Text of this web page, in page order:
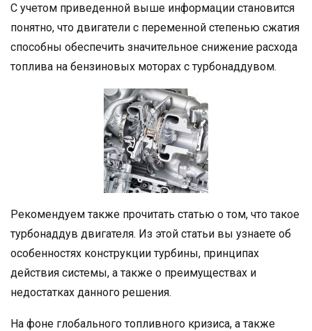
С учетом приведенной выше информации становится
понятно, что двигатели с переменной степенью сжатия
способны обеспечить значительное снижение расхода
топлива на бензиновых моторах с турбонаддувом.
Рекомендуем также прочитать статью о том, что такое
турбонаддув двигателя. Из этой статьи вы узнаете об
особенностях конструкции турбины, принципах
действия системы, а также о преимуществах и
недостатках данного решения.
На фоне глобального топливного кризиса, а также